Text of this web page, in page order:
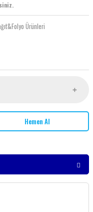
Ürünleri
Hemen Al